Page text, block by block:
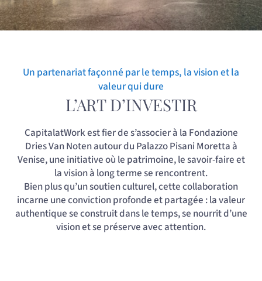
Un partenariat façonné par le temps, la vision et la
valeur qui dure
L’ART D’INVESTIR
CapitalatWork est fier de s’associer à la Fondazione
Dries Van Noten autour du Palazzo Pisani Moretta à
Venise, une initiative où le patrimoine, le savoir‑faire et
la vision à long terme se rencontrent.
Bien plus qu’un soutien culturel, cette collaboration
incarne une conviction profonde et partagée : la valeur
authentique se construit dans le temps, se nourrit d’une
vision et se préserve avec attention.